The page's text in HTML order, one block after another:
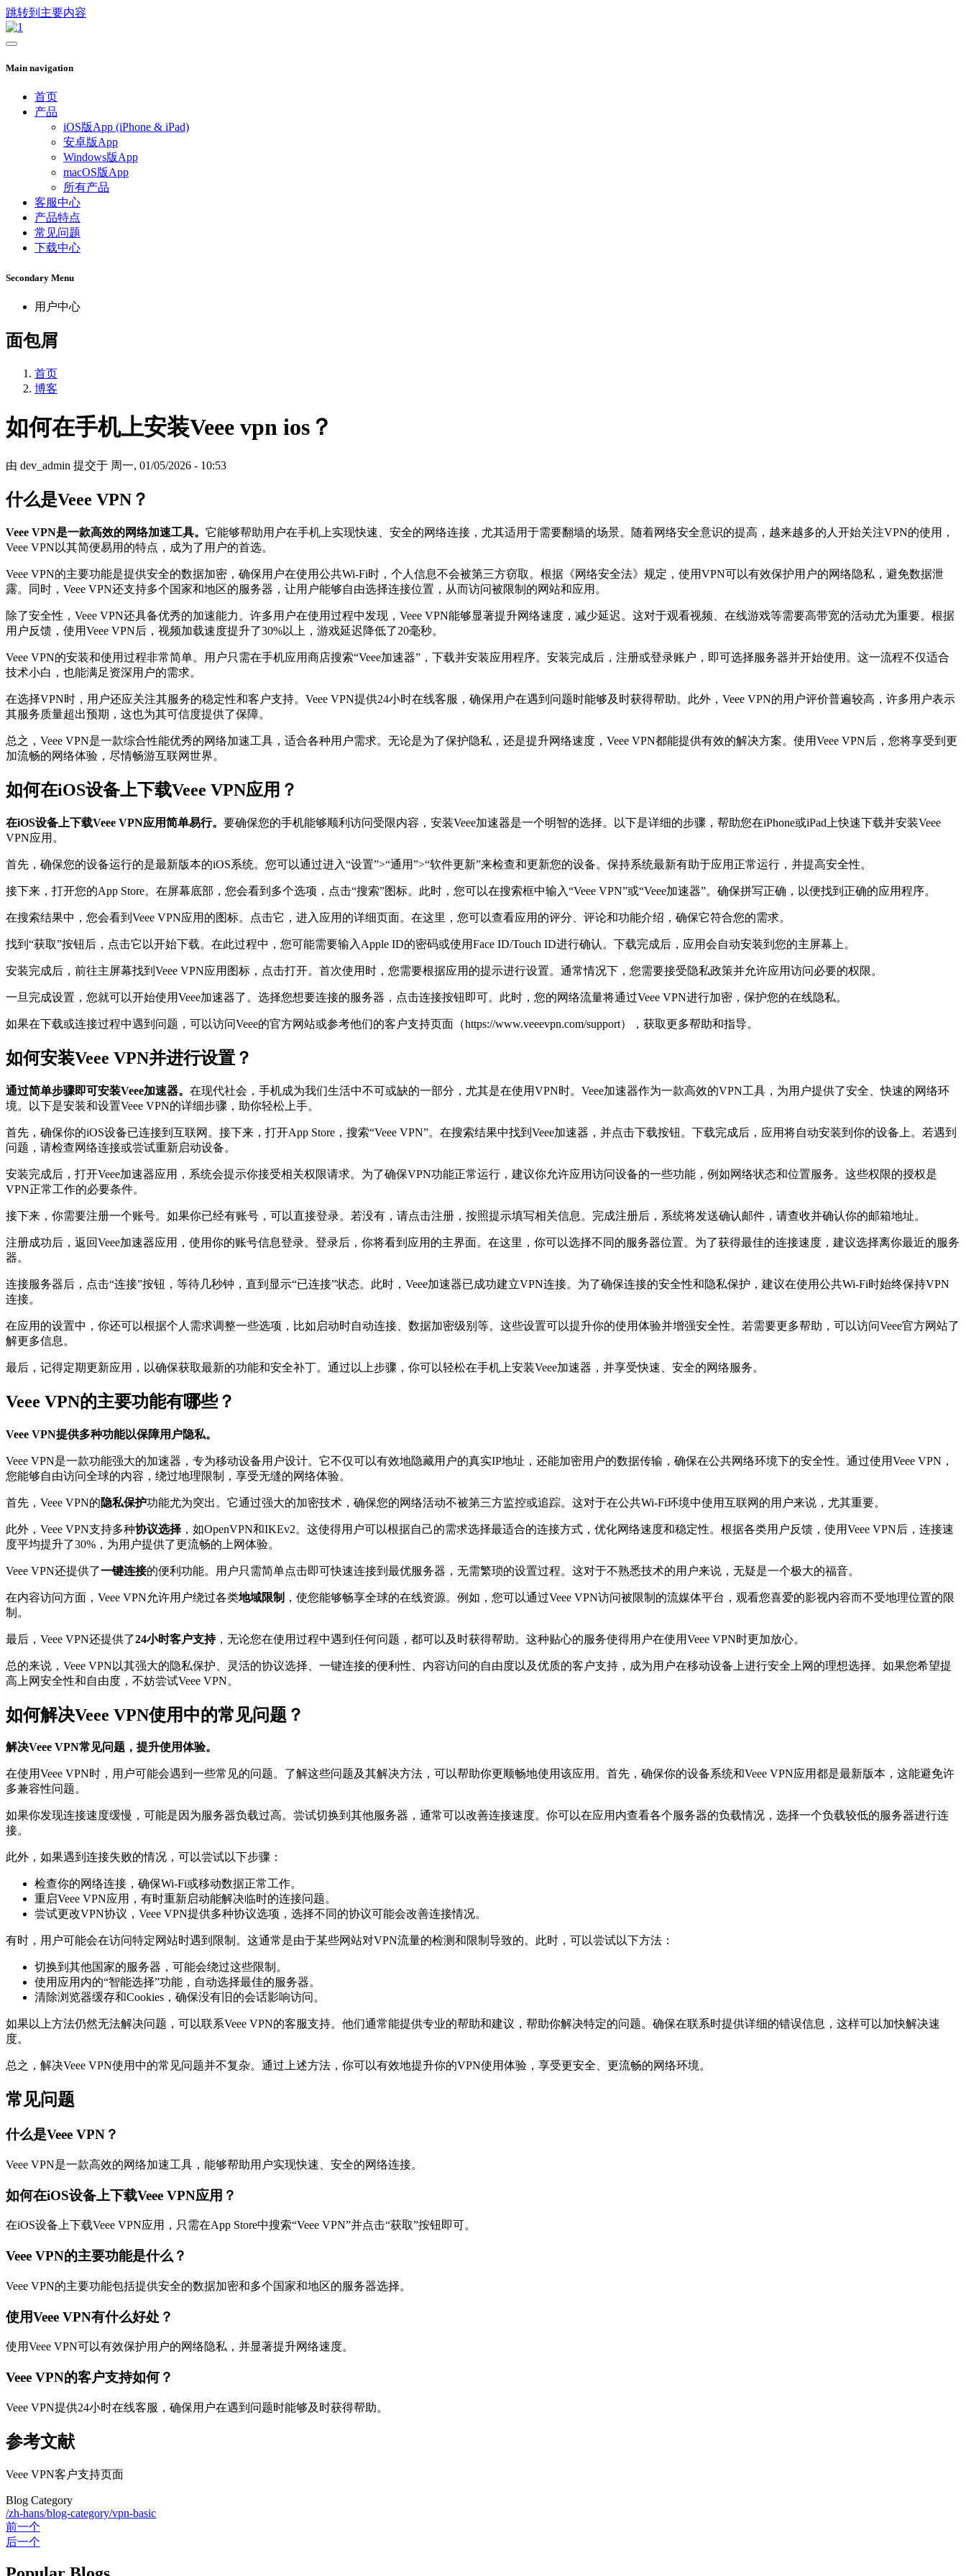
跳转到主要内容
Main navigation
首页
产品
iOS版App (iPhone & iPad)
安卓版App
Windows版App
macOS版App
所有产品
客服中心
产品特点
常见问题
下载中心
Secondary Menu
用户中心
面包屑
首页
博客
如何在手机上安装Veee vpn ios？
由 dev_admin 提交于 周一, 01/05/2026 - 10:53
什么是Veee VPN？
Veee VPN是一款高效的网络加速工具。 它能够帮助用户在手机上实现快速、安全的网络连接，尤其适用于需要翻墙的场景。随着网络安全意识的提高，越来越多的人开始关注VPN的使用，
Veee VPN以其简便易用的特点，成为了用户的首选。
Veee VPN的主要功能是提供安全的数据加密，确保用户在使用公共Wi-Fi时，个人信息不会被第三方窃取。根据《网络安全法》规定，使用VPN可以有效保护用户的网络隐私，避免数据泄
露。同时，Veee VPN还支持多个国家和地区的服务器，让用户能够自由选择连接位置，从而访问被限制的网站和应用。
除了安全性，Veee VPN还具备优秀的加速能力。许多用户在使用过程中发现，Veee VPN能够显著提升网络速度，减少延迟。这对于观看视频、在线游戏等需要高带宽的活动尤为重要。根据
用户反馈，使用Veee VPN后，视频加载速度提升了30%以上，游戏延迟降低了20毫秒。
Veee VPN的安装和使用过程非常简单。用户只需在手机应用商店搜索“Veee加速器”，下载并安装应用程序。安装完成后，注册或登录账户，即可选择服务器并开始使用。这一流程不仅适合
技术小白，也能满足资深用户的需求。
在选择VPN时，用户还应关注其服务的稳定性和客户支持。Veee VPN提供24小时在线客服，确保用户在遇到问题时能够及时获得帮助。此外，Veee VPN的用户评价普遍较高，许多用户表示
其服务质量超出预期，这也为其可信度提供了保障。
总之，Veee VPN是一款综合性能优秀的网络加速工具，适合各种用户需求。无论是为了保护隐私，还是提升网络速度，Veee VPN都能提供有效的解决方案。使用Veee VPN后，您将享受到更
加流畅的网络体验，尽情畅游互联网世界。
如何在iOS设备上下载Veee VPN应用？
在iOS设备上下载Veee VPN应用简单易行。 要确保您的手机能够顺利访问受限内容，安装Veee加速器是一个明智的选择。以下是详细的步骤，帮助您在iPhone或iPad上快速下载并安装Veee
VPN应用。
首先，确保您的设备运行的是最新版本的iOS系统。您可以通过进入“设置”>“通用”>“软件更新”来检查和更新您的设备。保持系统最新有助于应用正常运行，并提高安全性。
接下来，打开您的App Store。在屏幕底部，您会看到多个选项，点击“搜索”图标。此时，您可以在搜索框中输入“Veee VPN”或“Veee加速器”。确保拼写正确，以便找到正确的应用程序。
在搜索结果中，您会看到Veee VPN应用的图标。点击它，进入应用的详细页面。在这里，您可以查看应用的评分、评论和功能介绍，确保它符合您的需求。
找到“获取”按钮后，点击它以开始下载。在此过程中，您可能需要输入Apple ID的密码或使用Face ID/Touch ID进行确认。下载完成后，应用会自动安装到您的主屏幕上。
安装完成后，前往主屏幕找到Veee VPN应用图标，点击打开。首次使用时，您需要根据应用的提示进行设置。通常情况下，您需要接受隐私政策并允许应用访问必要的权限。
一旦完成设置，您就可以开始使用Veee加速器了。选择您想要连接的服务器，点击连接按钮即可。此时，您的网络流量将通过Veee VPN进行加密，保护您的在线隐私。
如果在下载或连接过程中遇到问题，可以访问Veee的官方网站或参考他们的客户支持页面（https://www.veeevpn.com/support），获取更多帮助和指导。
如何安装Veee VPN并进行设置？
通过简单步骤即可安装Veee加速器。 在现代社会，手机成为我们生活中不可或缺的一部分，尤其是在使用VPN时。Veee加速器作为一款高效的VPN工具，为用户提供了安全、快速的网络环
境。以下是安装和设置Veee VPN的详细步骤，助你轻松上手。
首先，确保你的iOS设备已连接到互联网。接下来，打开App Store，搜索“Veee VPN”。在搜索结果中找到Veee加速器，并点击下载按钮。下载完成后，应用将自动安装到你的设备上。若遇到
问题，请检查网络连接或尝试重新启动设备。
安装完成后，打开Veee加速器应用，系统会提示你接受相关权限请求。为了确保VPN功能正常运行，建议你允许应用访问设备的一些功能，例如网络状态和位置服务。这些权限的授权是
VPN正常工作的必要条件。
接下来，你需要注册一个账号。如果你已经有账号，可以直接登录。若没有，请点击注册，按照提示填写相关信息。完成注册后，系统将发送确认邮件，请查收并确认你的邮箱地址。
注册成功后，返回Veee加速器应用，使用你的账号信息登录。登录后，你将看到应用的主界面。在这里，你可以选择不同的服务器位置。为了获得最佳的连接速度，建议选择离你最近的服务
器。
连接服务器后，点击“连接”按钮，等待几秒钟，直到显示“已连接”状态。此时，Veee加速器已成功建立VPN连接。为了确保连接的安全性和隐私保护，建议在使用公共Wi-Fi时始终保持VPN
连接。
在应用的设置中，你还可以根据个人需求调整一些选项，比如启动时自动连接、数据加密级别等。这些设置可以提升你的使用体验并增强安全性。若需要更多帮助，可以访问Veee官方网站了
解更多信息。
最后，记得定期更新应用，以确保获取最新的功能和安全补丁。通过以上步骤，你可以轻松在手机上安装Veee加速器，并享受快速、安全的网络服务。
Veee VPN的主要功能有哪些？
Veee VPN提供多种功能以保障用户隐私。
Veee VPN是一款功能强大的加速器，专为移动设备用户设计。它不仅可以有效地隐藏用户的真实IP地址，还能加密用户的数据传输，确保在公共网络环境下的安全性。通过使用Veee VPN，
您能够自由访问全球的内容，绕过地理限制，享受无缝的网络体验。
首先，Veee VPN的隐私保护功能尤为突出。它通过强大的加密技术，确保您的网络活动不被第三方监控或追踪。这对于在公共Wi-Fi环境中使用互联网的用户来说，尤其重要。
此外，Veee VPN支持多种协议选择 ，如OpenVPN和IKEv2。这使得用户可以根据自己的需求选择最适合的连接方式，优化网络速度和稳定性。根据各类用户反馈，使用Veee VPN后，连接速
度平均提升了30%，为用户提供了更流畅的上网体验。
Veee VPN还提供了一键连接的便利功能。用户只需简单点击即可快速连接到最优服务器，无需繁琐的设置过程。这对于不熟悉技术的用户来说，无疑是一个极大的福音。
在内容访问方面，Veee VPN允许用户绕过各类地域限制 ，使您能够畅享全球的在线资源。例如，您可以通过Veee VPN访问被限制的流媒体平台，观看您喜爱的影视内容而不受地理位置的限
制。
最后，Veee VPN还提供了24小时客户支持，无论您在使用过程中遇到任何问题，都可以及时获得帮助。这种贴心的服务使得用户在使用Veee VPN时更加放心。
总的来说，Veee VPN以其强大的隐私保护、灵活的协议选择、一键连接的便利性、内容访问的自由度以及优质的客户支持，成为用户在移动设备上进行安全上网的理想选择。如果您希望提
高上网安全性和自由度，不妨尝试Veee VPN。
如何解决Veee VPN使用中的常见问题？
解决Veee VPN常见问题，提升使用体验。
在使用Veee VPN时，用户可能会遇到一些常见的问题。了解这些问题及其解决方法，可以帮助你更顺畅地使用该应用。首先，确保你的设备系统和Veee VPN应用都是最新版本，这能避免许
多兼容性问题。
如果你发现连接速度缓慢，可能是因为服务器负载过高。尝试切换到其他服务器，通常可以改善连接速度。你可以在应用内查看各个服务器的负载情况，选择一个负载较低的服务器进行连
接。
此外，如果遇到连接失败的情况，可以尝试以下步骤：
检查你的网络连接，确保Wi-Fi或移动数据正常工作。
重启Veee VPN应用，有时重新启动能解决临时的连接问题。
尝试更改VPN协议，Veee VPN提供多种协议选项，选择不同的协议可能会改善连接情况。
有时，用户可能会在访问特定网站时遇到限制。这通常是由于某些网站对VPN流量的检测和限制导致的。此时，可以尝试以下方法：
切换到其他国家的服务器，可能会绕过这些限制。
使用应用内的“智能选择”功能，自动选择最佳的服务器。
清除浏览器缓存和Cookies，确保没有旧的会话影响访问。
如果以上方法仍然无法解决问题，可以联系Veee VPN的客服支持。他们通常能提供专业的帮助和建议，帮助你解决特定的问题。确保在联系时提供详细的错误信息，这样可以加快解决速
度。
总之，解决Veee VPN使用中的常见问题并不复杂。通过上述方法，你可以有效地提升你的VPN使用体验，享受更安全、更流畅的网络环境。
常见问题
什么是Veee VPN？
Veee VPN是一款高效的网络加速工具，能够帮助用户实现快速、安全的网络连接。
如何在iOS设备上下载Veee VPN应用？
在iOS设备上下载Veee VPN应用，只需在App Store中搜索“Veee VPN”并点击“获取”按钮即可。
Veee VPN的主要功能是什么？
Veee VPN的主要功能包括提供安全的数据加密和多个国家和地区的服务器选择。
使用Veee VPN有什么好处？
使用Veee VPN可以有效保护用户的网络隐私，并显著提升网络速度。
Veee VPN的客户支持如何？
Veee VPN提供24小时在线客服，确保用户在遇到问题时能够及时获得帮助。
参考文献
Veee VPN客户支持页面
Blog Category
/zh-hans/blog-category/vpn-basic
前一个
后一个